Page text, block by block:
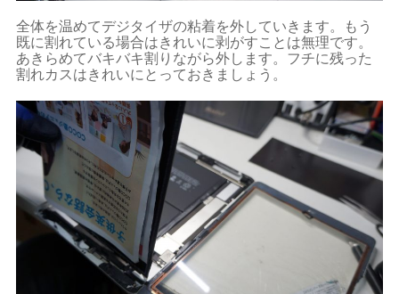
全体を温めてデジタイザの粘着を外していきます。もう
既に割れている場合はきれいに剥がすことは無理です。
あきらめてバキバキ割りながら外します。フチに残った
割れカスはきれいにとっておきましょう。